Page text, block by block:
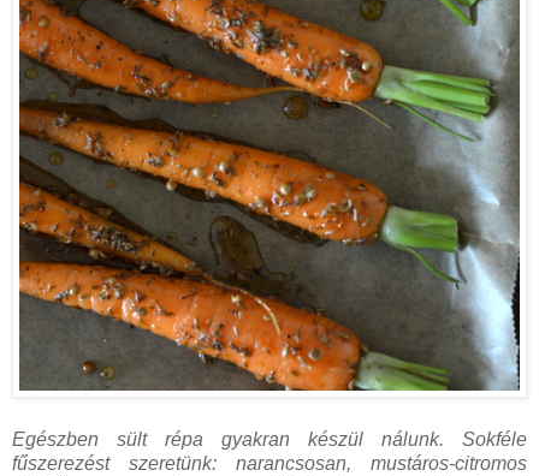
Egészben sült répa gyakran készül nálunk. Sokféle
fűszerezést szeretünk: narancsosan, mustáros-citromos